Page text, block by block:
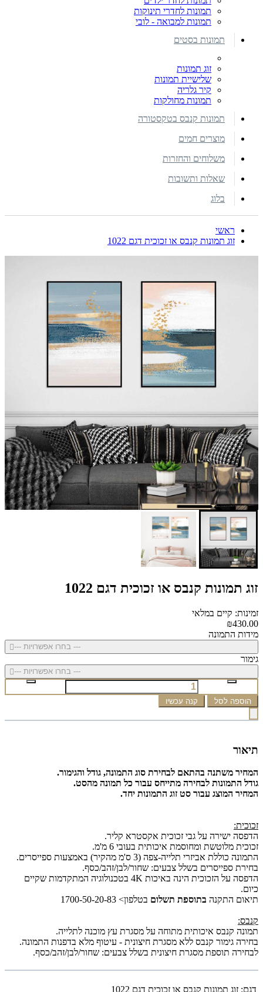
תמונות לחדרי תינוקות
תמונות למבואה - לובי
תמונות בסטים
זוג תמונות
שלישיית תמונות
קיר גלריה
תמונות מחולקות
תמונות קנבס בטקסטורה
מוצרים חמים
משלוחים והחזרות
שאלות ותשובות
בלוג
ראשי
זוג תמונות קנבס או זכוכית דגם 1022
זוג תמונות קנבס או זכוכית דגם 1022
זמינות: קיים במלאי
₪430.00
מידות התמונה
--- בחרו אפשרויות ---
גימור
--- בחרו אפשרויות ---
הוספה לסל קנה עכשיו
תיאור
המחיר משתנה בהתאם לבחירת סוג התמונה, גודל והגימור.
גודל התמונות לבחירה מתייחס עבור כל תמונה מהסט.
המחיר המוצג עבור סט זוג התמונות יחד.
זכוכית:
הדפסה ישירה על גבי זכוכית אקסטרא קליר.
זכוכית מלוטשת ומחוסמת איכותית בעובי 6 מ'מ.
התמונה כוללת אביזרי תלייה-צפה (3 ס'מ מהקיר) באמצעות ספייסרים.
בחירת ספייסרים בשלל צבעים: שחור/לבן/זהב/כסף.
הדפסה על הזכוכית הינה באיכות 4K בטכנולוגיה המתקדמות שקיים
כיום.
תיאום התקנה בתוספת תשלום בטלפון> 1700-50-20-83
קנבס:
תמונה קנבס איכותית מתוחה על מסגרת עץ מוכנה לתלייה.
בחירה גימור קנבס ללא מסגרת חיצונית - עיטוף מלא בדפנות התמונה.
לבחירה תוספת מסגרת חיצונית בשלל צבעים: שחור/לבן/זהב/כסף.
דגם: זוג תמונות קנבס או זכוכית דגם 1022